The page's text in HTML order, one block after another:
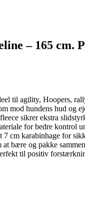
– 165 cm.
til agility, Hoopers,
mod hundens hud og
sikrer ekstra
for bedre kontrol
7 cm karabinhage for
at bære og pakke sammen
til positiv